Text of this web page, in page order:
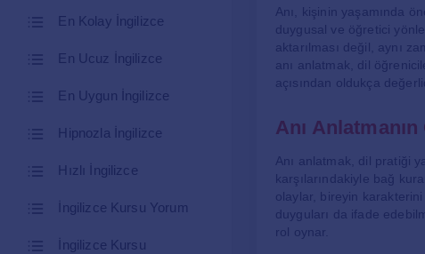
En Kolay İngilizce
En Ucuz İngilizce
En Uygun İngilizce
Hipnozla İngilizce
Hızlı İngilizce
İngilizce Kursu Yorum
İngilizce Kursu
Anı, kişinin yaşamında
duygusal ve öğretici
aktarılması değil, aynı
anı anlatmak, dil
açısından oldukça
Anı
Anı anlatmak, dil pratiği
karşılarındakiyle bağ
olaylar, bireyin karakterini
duyguları da ifade
rol oynar.